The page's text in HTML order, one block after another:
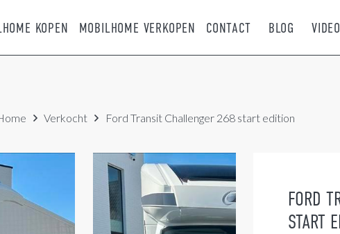
KOPEN MOBILHOME VERKOPEN CONTACT BLOG VIDEO
Verkocht Ford Transit Challenger 268 start edition
FORD
START